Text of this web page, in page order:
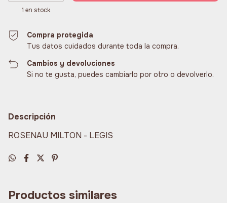
1 en stock
Compra protegida
Tus datos cuidados durante toda la compra.
Cambios y devoluciones
Si no te gusta, puedes cambiarlo por otro o devolverlo.
Descripción
ROSENAU MILTON - LEGIS
Productos similares